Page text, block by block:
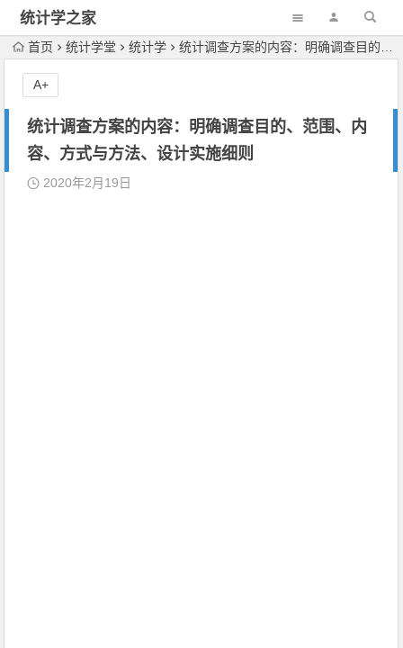
统计学之家
首页 统计学堂 统计学 统计调查方案的内容：明确调查目的、范围、内容、方式与方法、设计实施细则
统计调查方案的内容：明确调查目的、范围、内
容、方式与方法、设计实施细则
2020年2月19日
A+